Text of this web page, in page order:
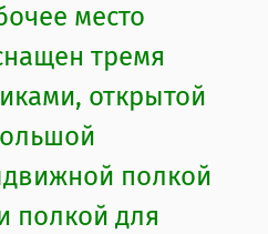
место
тремя
открытой
полкой
полкой для